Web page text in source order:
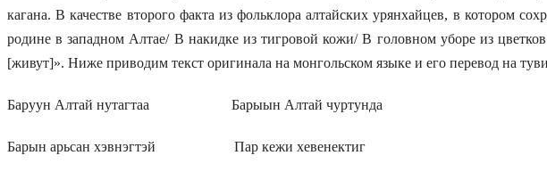
кагана. В качестве второго факта из фольклора алтайских урянхайцев, в котором
родине в западном Алтае/ В накидке из тигровой кожи/ В головном уборе из
[живут]». Ниже приводим текст оригинала на монгольском языке и его перевод на
Баруун Алтай нутагтаа Барыын Алтай чуртунда
Барын арьсан хэвнэгтэй Пар кежи хевенектиг